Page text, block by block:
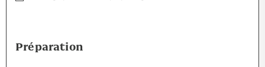
Préparation